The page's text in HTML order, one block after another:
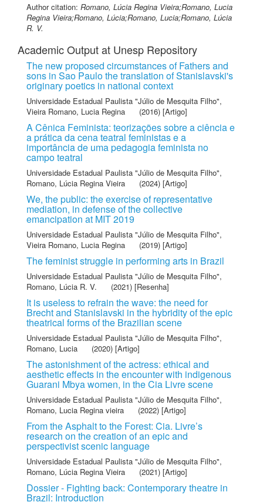
Author citation: Romano, Lúcia Regina Vieira;Romano, Lucia
Regina Vieira;Romano, Lúcia;Romano, Lucia;Romano, Lúcia
R. V.
Academic Output at Unesp Repository
The new proposed circumstances of Fathers and
sons in Sao Paulo the translation of Stanislavski's
originary poetics in national context
Universidade Estadual Paulista "Júlio de Mesquita Filho",
Vieira Romano, Lucia Regina
(2016) [Artigo]
A Cênica Feminista: teorizações sobre a ciência e
a prática da cena teatral feministas e a
importância de uma pedagogia feminista no
campo teatral
Universidade Estadual Paulista "Júlio de Mesquita Filho",
Romano, Lúcia Regina Vieira
(2024) [Artigo]
We, the public: the exercise of representative
mediation, in defense of the collective
emancipation at MIT 2019
Universidade Estadual Paulista "Júlio de Mesquita Filho",
Vieira Romano, Lucia Regina
(2019) [Artigo]
The feminist struggle in performing arts in Brazil
Universidade Estadual Paulista "Júlio de Mesquita Filho",
Romano, Lúcia R. V.
(2021) [Resenha]
It is useless to refrain the wave: the need for
Brecht and Stanislavski in the hybridity of the epic
theatrical forms of the Brazilian scene
Universidade Estadual Paulista "Júlio de Mesquita Filho",
Romano, Lucia
(2020) [Artigo]
The astonishment of the actress: ethical and
aesthetic effects in the encounter with indigenous
Guarani Mbya women, in the Cia Livre scene
Universidade Estadual Paulista "Júlio de Mesquita Filho",
Romano, Lucia Regina vieira
(2022) [Artigo]
From the Asphalt to the Forest: Cia. Livre’s
research on the creation of an epic and
perspectivist scenic language
Universidade Estadual Paulista "Júlio de Mesquita Filho",
Romano, Lúcia Regina Vieira
(2021) [Artigo]
Dossier - Fighting back: Contemporary theatre in
Brazil: Introduction